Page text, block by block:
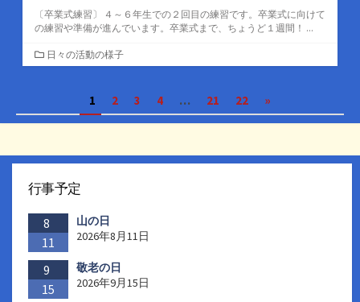
〔卒業式練習〕 ４～６年生での２回目の練習です。卒業式に向けて
の練習や準備が進んでいます。卒業式まで、ちょうど１週間！ ...
カ
テ
ー
日々の活動の様子
稿
ー
送
り
1 2 3 4 … 21 22 »
行事予定
8
11
山の日
2026年8月11日
9
15
敬老の日
2026年9月15日